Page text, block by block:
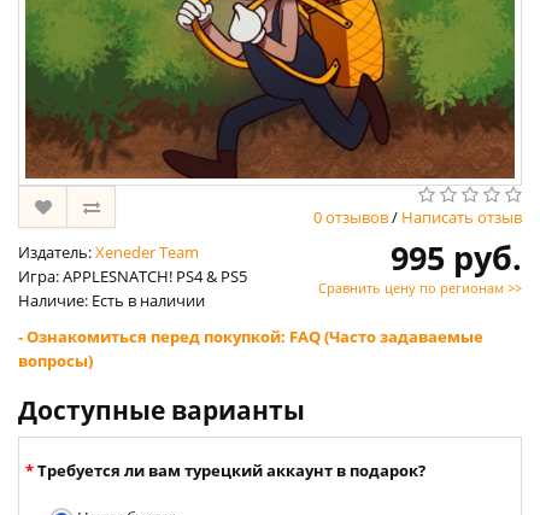
0 отзывов/ Написать отзыв
Издатель:Xeneder Team
Игра: APPLESNATCH! PS4 & PS5
Наличие: Есть в наличии
995 руб.
Сравнить цену по регионам >>
- Ознакомиться перед покупкой: FAQ (Часто задаваемые
вопросы)
Доступные варианты
Требуется ли вам турецкий аккаунт в подарок?